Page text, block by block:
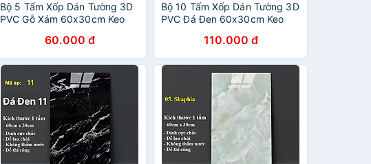
Bộ 5 Tấm Xốp Dán Tường 3D
PVC Gỗ Xám 60x30cm Keo
Sang Trọng60.000 đ
Bộ 10 Tấm Xốp Dán Tường 3D
PVC Đá Đen 60x30cm Keo
Sang Trọng110.000 đ